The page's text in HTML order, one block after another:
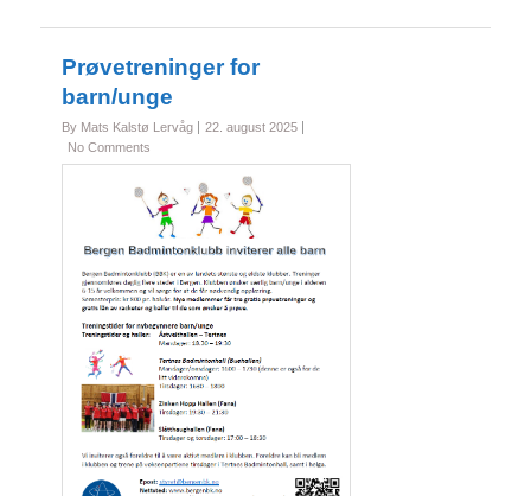
Prøvetreninger for
barn/unge
By Mats Kalstø Lervåg
22. august 2025
No Comments